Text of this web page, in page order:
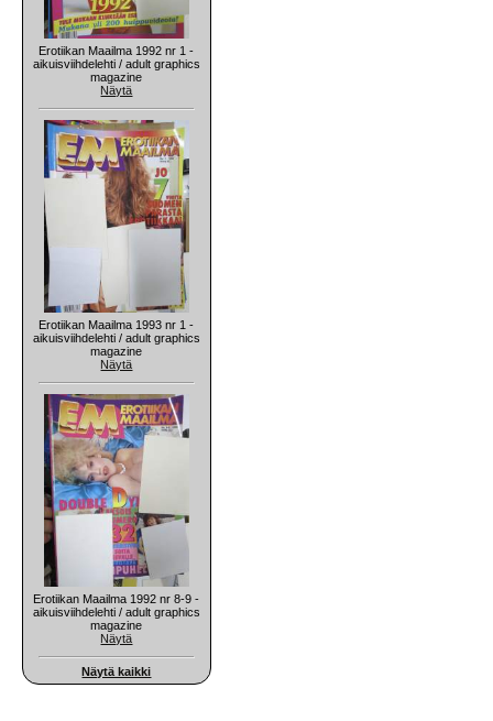
Erotiikan Maailma 1992 nr 1 -
aikuisviihdelehti / adult graphics
magazine
Näytä
Erotiikan Maailma 1993 nr 1 -
aikuisviihdelehti / adult graphics
magazine
Näytä
Erotiikan Maailma 1992 nr 8-9 -
aikuisviihdelehti / adult graphics
magazine
Näytä
Näytä kaikki